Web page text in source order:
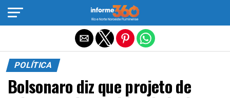
POLÍTICA
Bolsonaro diz que projeto de
Sair da versão mobile